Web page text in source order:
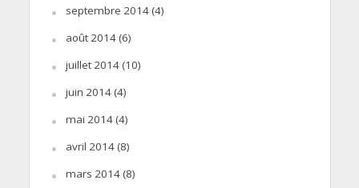
septembre 2014(4)
août 2014(6)
juillet 2014(10)
juin 2014(4)
mai 2014(4)
avril 2014(8)
mars 2014(8)